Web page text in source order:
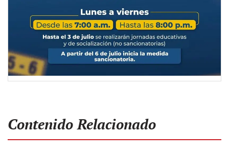
Contenido Relacionado